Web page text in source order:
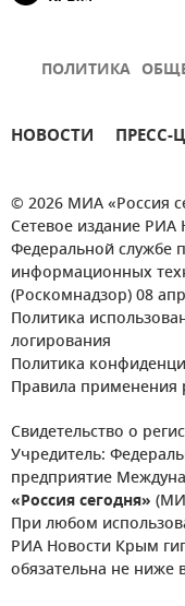
ПОЛИТИКА
НОВОСТИ ПРЕСС-
© 2026 МИА «Россия
Сетевое издание РИА
Федеральной службе
информационных
(Роскомнадзор) 08
Политика
логирования
Политика
Правила применения
Свидетельство о
Учредитель:
предприятие
«Россия сегодня»
При любом
РИА Новости Крым
обязательна не ниже